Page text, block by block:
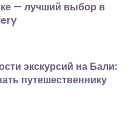
— лучший выбор в
экскурсий на Бали:
путешественнику